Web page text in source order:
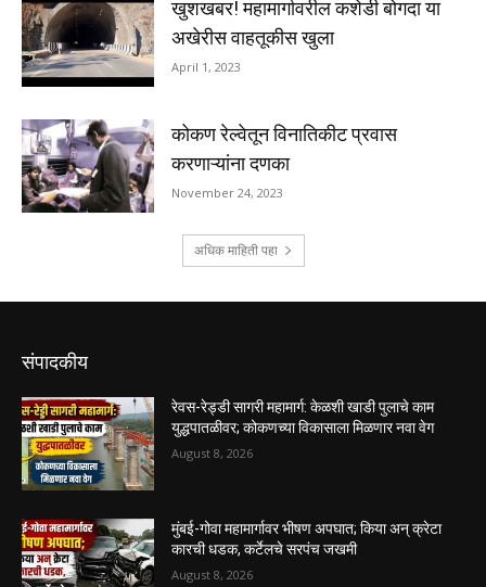
संपादकीय
रेवस-रेड्डी सागरी महामार्ग: केळशी खाडी पुलाचे काम
युद्धपातळीवर; कोकणच्या विकासाला मिळणार नवा वेग
August 8, 2026
मुंबई-गोवा महामार्गावर भीषण अपघात; किया अन् क्रेटा
कारची धडक, कर्टेलचे सरपंच जखमी
August 8, 2026